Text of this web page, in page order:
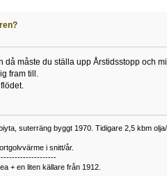
då måste du ställa upp Årstidsstopp och
fram till.
suterräng byggt 1970. Tidigare 2,5 kbm
i snitt/år.
+ en liten källare från 1912.